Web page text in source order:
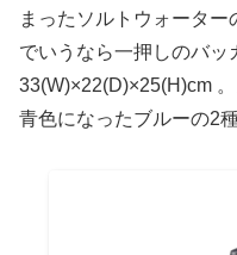
まったソルトウォータ
でいうなら一押しのバッ
33(W)×22(D)×25(H)cm
青色になったブルーの2種